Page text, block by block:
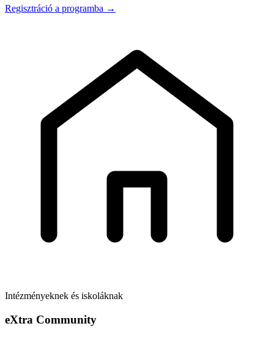
Regisztráció a programba →
Intézményeknek és iskoláknak
eXtra Community